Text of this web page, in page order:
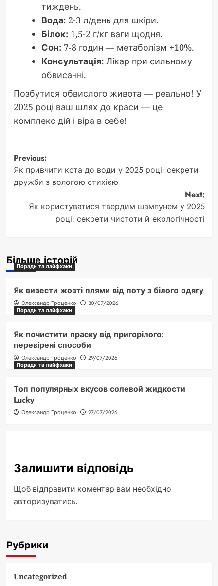
тиждень.
Вода:2-3 л/день для шкіри.
Білок:1,5-2 г/кг ваги щодня.
Сон:7-8 годин — метаболізм +10%.
Консультація:Лікар при сильному
обвисанні.
Позбутися обвислого живота — реально! У
2025 році ваш шлях до краси — це
комплекс дій і віра в себе!
Post
navigation
Previous:
Як привчити кота до води у 2025 році: секрети
дружби з вологою стихією
Next:
Як користуватися твердим шампунем у 2025
році: секрети чистоти й екологічності
Більше історій
Поради та лайфхаки
Як вивести жовті плями від поту з білого одягу
Олександр Троценко
30/07/2026
Поради та лайфхаки
Як почистити праску від пригорілого:
перевірені способи
Олександр Троценко
29/07/2026
Поради та лайфхаки
Топ популярных вкусов солевой жидкости
Lucky
Олександр Троценко 27/07/2026
Залишити відповідь
Щоб відправити коментар вам необхідно
авторизуватись.
Рубрики
Uncategorized